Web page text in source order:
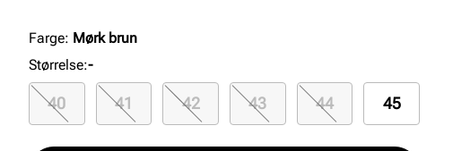
Farge: Mørk brun
Størrelse:-
40 41 42 43 44 45